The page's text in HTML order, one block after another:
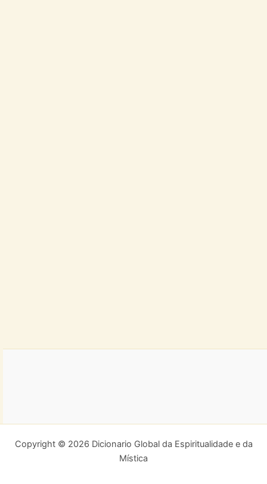
Copyright © 2026 Dicionario Global da Espiritualidade e da
Mística